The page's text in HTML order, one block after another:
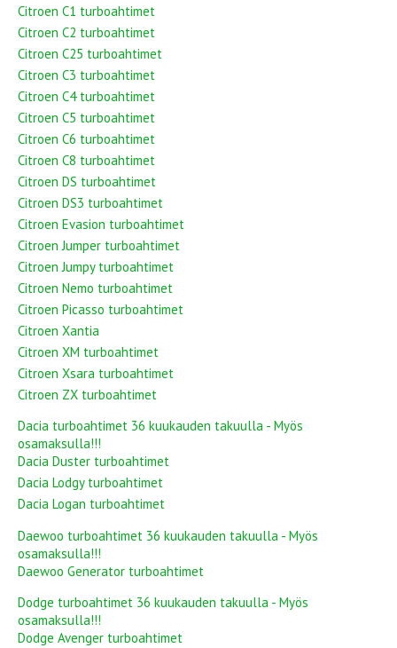
Citroen C1 turboahtimet
Citroen C2 turboahtimet
Citroen C25 turboahtimet
Citroen C3 turboahtimet
Citroen C4 turboahtimet
Citroen C5 turboahtimet
Citroen C6 turboahtimet
Citroen C8 turboahtimet
Citroen DS turboahtimet
Citroen DS3 turboahtimet
Citroen Evasion turboahtimet
Citroen Jumper turboahtimet
Citroen Jumpy turboahtimet
Citroen Nemo turboahtimet
Citroen Picasso turboahtimet
Citroen Xantia
Citroen XM turboahtimet
Citroen Xsara turboahtimet
Citroen ZX turboahtimet
Dacia turboahtimet 36 kuukauden takuulla - Myös
osamaksulla!!!
Dacia Duster turboahtimet
Dacia Lodgy turboahtimet
Dacia Logan turboahtimet
Daewoo turboahtimet 36 kuukauden takuulla - Myös
osamaksulla!!!
Daewoo Generator turboahtimet
Dodge turboahtimet 36 kuukauden takuulla - Myös
osamaksulla!!!
Dodge Avenger turboahtimet